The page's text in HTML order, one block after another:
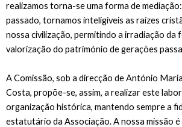
realizamos torna-se uma forma de
passado, tornamos inteligíveis as raízes
nossa civilização, permitindo a irradiação da
valorização do património de gerações
A Comissão, sob a direcção de António
Costa, propõe-se, assim, a realizar este
organização histórica, mantendo sempre a
estatutário da Associação. A nossa missão